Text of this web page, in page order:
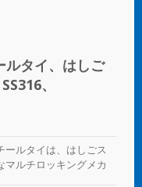
ルタイ、はしご
、
ールタイは、はしごス
マルチロッキングメカ